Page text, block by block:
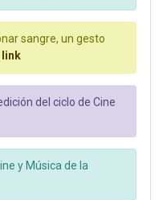
sangre, un gesto
link
del ciclo de Cine
y Música de la